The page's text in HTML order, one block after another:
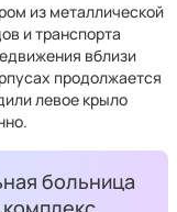
из металлической
и транспорта
вблизи
продолжается
левое крыло
больница